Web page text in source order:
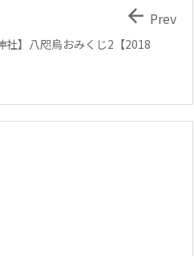
社】八咫烏おみくじ2【2018
 Prev